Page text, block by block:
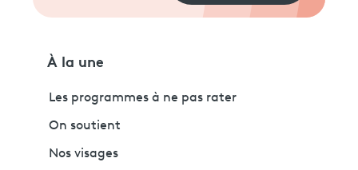
À la une
Les programmes à ne pas rater
On soutient
Nos visages